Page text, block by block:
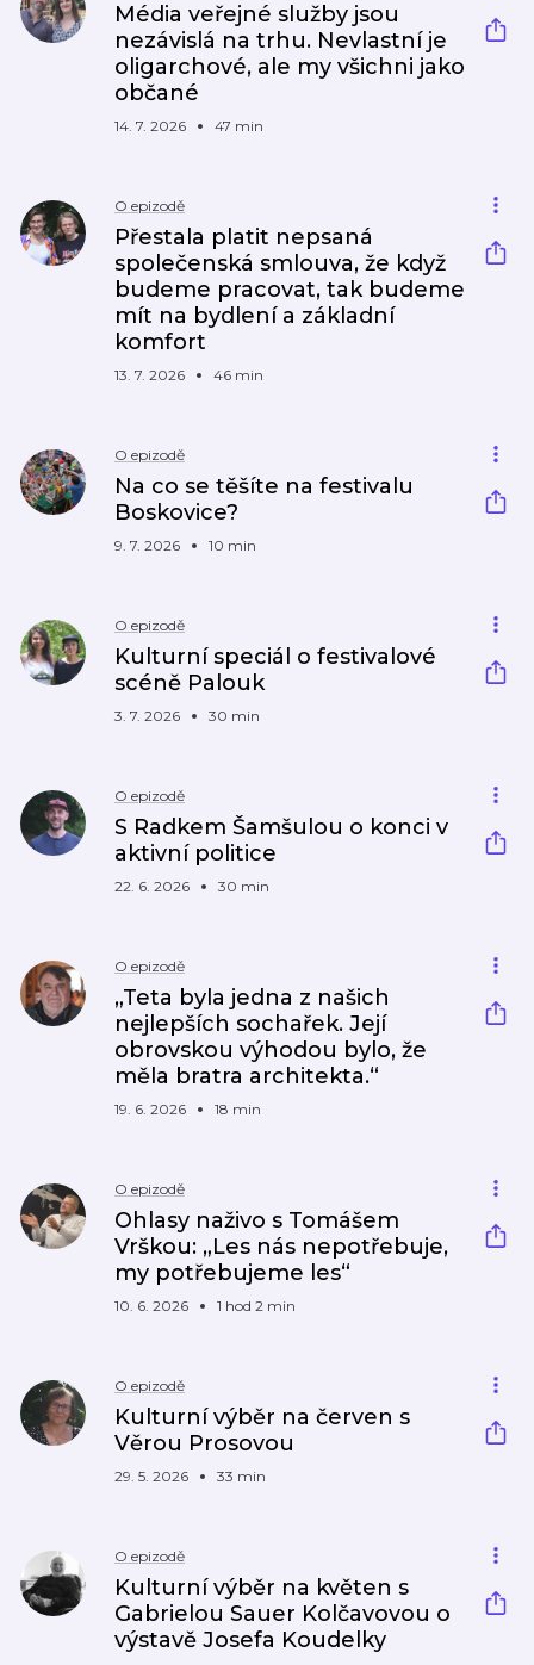
Média veřejné služby jsou
nezávislá na trhu. Nevlastní je
oligarchové, ale my všichni jako
občané
14. 7. 2026 47 min
O epizodě
Přestala platit nepsaná
společenská smlouva, že když
budeme pracovat, tak budeme
mít na bydlení a základní
komfort
13. 7. 2026 46 min
O epizodě
Na co se těšíte na festivalu
Boskovice?
9. 7. 2026 10 min
O epizodě
Kulturní speciál o festivalové
scéně Palouk
3. 7. 2026 30 min
O epizodě
S Radkem Šamšulou o konci v
aktivní politice
22. 6. 2026 30 min
O epizodě
„Teta byla jedna z našich
nejlepších sochařek. Její
obrovskou výhodou bylo, že
měla bratra architekta.“
19. 6. 2026 18 min
O epizodě
Ohlasy naživo s Tomášem
Vrškou: „Les nás nepotřebuje,
my potřebujeme les“
10. 6. 2026 1 hod 2 min
O epizodě
Kulturní výběr na červen s
Věrou Prosovou
29. 5. 2026 33 min
O epizodě
Kulturní výběr na květen s
Gabrielou Sauer Kolčavovou o
výstavě Josefa Koudelky